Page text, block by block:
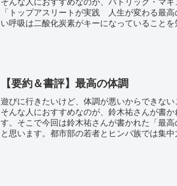
そんな人におすすめなのが、パトリック・マ
「トップアスリートが実践 人生が変わる最高
い呼吸は二酸化炭素がキーになっていること
【要約＆書評】最高の体調
遊びに行きたいけど、体調が悪いからできな
そんな人におすすめなのが、鈴木祐さんが書
す。そこで今回は鈴木祐さんが書かれた「最
と思います。都市部の若者とヒンバ族では集中